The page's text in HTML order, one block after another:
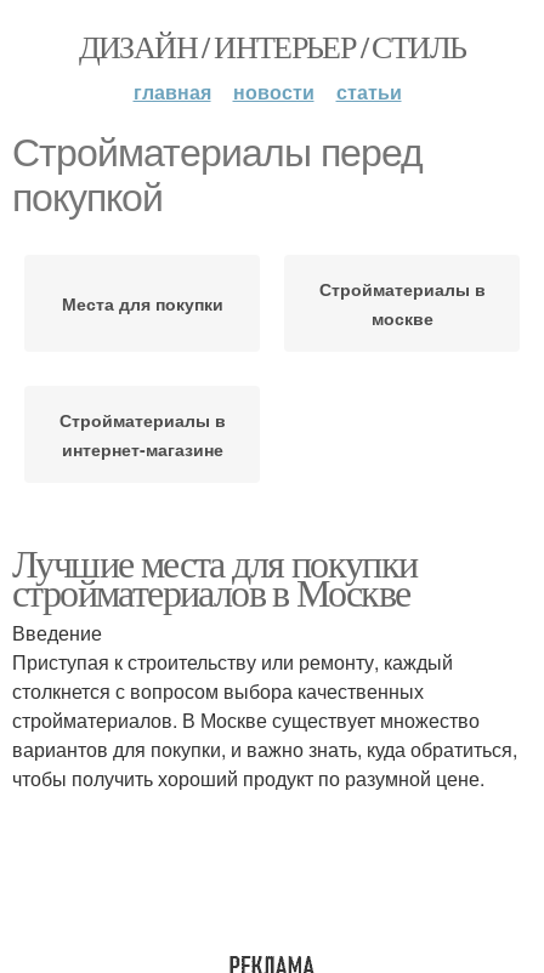
ДИЗАЙН / ИНТЕРЬЕР / СТИЛЬ
главная новости статьи
Стройматериалы перед
покупкой
Места для покупки
Стройматериалы в
москве
Стройматериалы в
интернет-магазине
Лучшие места для покупки
стройматериалов в Москве
Введение
Приступая к строительству или ремонту, каждый
столкнется с вопросом выбора качественных
стройматериалов. В Москве существует множество
вариантов для покупки, и важно знать, куда обратиться,
чтобы получить хороший продукт по разумной цене.